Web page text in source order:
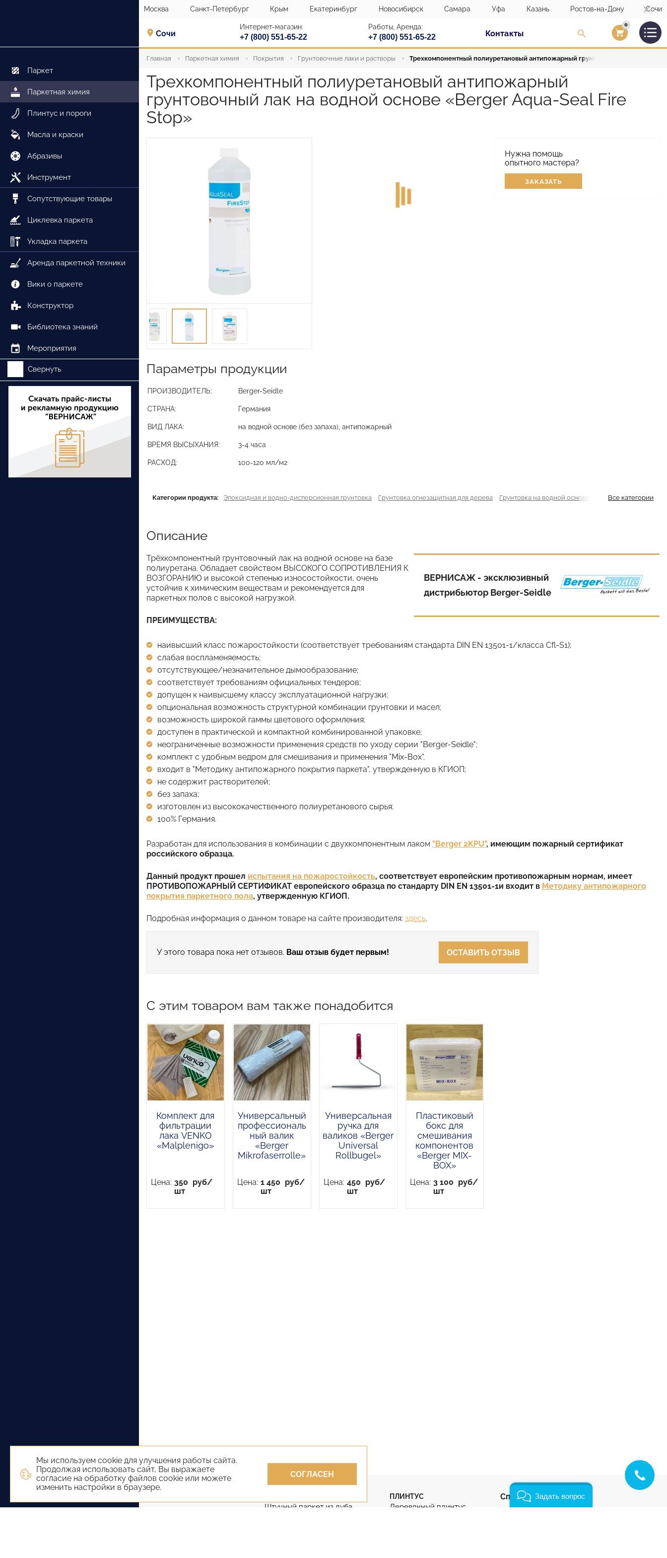
Мы используем cookie для улучшения работы сайта.
Продолжая использовать сайт, Вы выражаете
согласие на обработку файлов cookie или можете
изменить настройки в браузере.
СОГЛАСЕН
Москва Санкт-Петербург Крым Екатеринбург Новосибирск Самара Уфа Казань Ростов-на-Дону Сочи
Сочи
Интернет-магазин:
+7 (800) 551-65-22
Работы, Аренда:
+7 (800) 551-65-22 Контакты Вход/
0
Паркет
Паркетная химия
Плинтус и пороги
Масла и краски
Абразивы
Инструмент
Сопутствующие товары
Циклевка паркета
Укладка паркета
Аренда паркетной техники
Вики о паркете
Конструктор
Библиотека знаний
Мероприятия
Свернуть
Главная Паркетная химия Покрытия Грунтовочные лаки и растворы Трехкомпонентный полиуретановый антипожарный грунтовочный лак на
Трехкомпонентный полиуретановый антипожарный
грунтовочный лак на водной основе «Berger Aqua-Seal Fire
Stop»
Нужна помощь
опытного мастера?
ЗАКАЗАТЬ
Параметры продукции
ПРОИЗВОДИТЕЛЬ: Berger-Seidle
СТРАНА: Германия
ВИД ЛАКА: на водной основе (без запаха), антипожарный
ВРЕМЯ ВЫСЫХАНИЯ: 3-4 часа
РАСХОД: 100-120 мл/м2
Категории продукта: Эпоксидная и водно-дисперсионная грунтовка Грунтовка огнезащитная для дерева Грунтовка на водной основе Водно-
Все категории
Описание
ВЕРНИСАЖ - эксклюзивный
дистрибьютор Berger-Seidle
Трёхкомпонентный грунтовочный лак на водной основе на базе
полиуретана. Обладает свойством ВЫСОКОГО СОПРОТИВЛЕНИЯ К
ВОЗГОРАНИЮ и высокой степенью износостойкости, очень
устойчив к химическим веществам и рекомендуется для
паркетных полов с высокой нагрузкой.
ПРЕИМУЩЕСТВА:
наивысший класс пожаростойкости (соответствует требованиям стандарта DIN EN 13501-1/класса Cfl-S1);
слабая воспламеняемость;
отсутствующее/незначительное дымообразование;
соответствует требованиям официальных тендеров;
допущен к наивысшему классу эксплуатационной нагрузки;
опциональная возможность структурной комбинации грунтовки и масел;
возможность широкой гаммы цветового оформления;
доступен в практической и компактной комбинированной упаковке;
неограниченные возможности применения средств по уходу серии "Berger-Seidle";
комплект с удобным ведром для смешивания и применения "Mix-Box".
входит в "Методику антипожарного покрытия паркета", утвержденную в КГИОП;
не содержит растворителей;
без запаха;
изготовлен из высококачественного полиуретанового сырья;
100% Германия.
Разработан для использования в комбинации с двухкомпонентным лаком "Berger 2KPU", имеющим пожарный сертификат
российского образца.
Данный продукт прошел испытания на пожаростойкость, соответствует европейским противопожарным нормам, имеет
ПРОТИВОПОЖАРНЫЙ СЕРТИФИКАТ европейского образца по стандарту DIN EN 13501-1и входит в Методику антипожарного
покрытия паркетного пола, утвержденную КГИОП.
Подробная информация о данном товаре на сайте производителя: здесь.
У этого товара пока нет отзывов. Ваш отзыв будет первым! ОСТАВИТЬ ОТЗЫВ
С этим товаром вам также понадобится
Комплект для
фильтрации
лака VENKO
«Malplenigo»
Цена: 350 руб/
шт
Универсальный
профессиональ
ный валик
«Berger
Mikrofaserrolle»
Цена: 1 450 руб/
шт
Универсальная
ручка для
валиков «Berger
Universal
Rollbugel»
Цена: 450 руб/
шт
Пластиковый
бокс для
смешивания
компонентов
«Berger MIX-
BOX»
Цена: 3 100 руб/
шт
Штучный паркет из дуба
ПЛИНТУС
Деревянный плинтус
Способы оплаты:
Задать вопрос